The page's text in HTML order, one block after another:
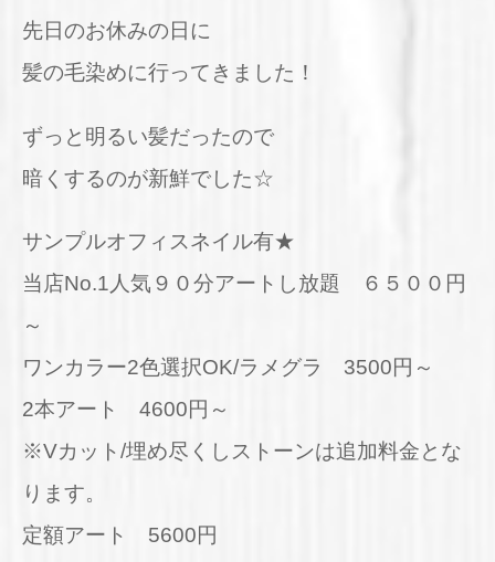
先日のお休みの日に
髪の毛染めに行ってきました！
ずっと明るい髪だったので
暗くするのが新鮮でした☆
サンプルオフィスネイル有★
当店No.1人気９０分アートし放題 ６５００円
～
ワンカラー2色選択OK/ラメグラ 3500円～
2本アート 4600円～
※Vカット/埋め尽くしストーンは追加料金とな
ります。
定額アート 5600円